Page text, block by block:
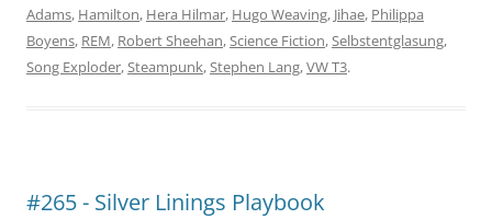
Adams, Hamilton, Hera Hilmar, Hugo Weaving, Jihae, Philippa
Boyens, REM, Robert Sheehan,Science Fiction,Selbstentglasung,
Song Exploder,Steampunk,Stephen Lang,VW T3.
#265 - Silver Linings Playbook